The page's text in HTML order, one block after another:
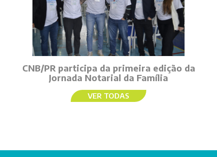
CNB/PR participa da primeira edição da
Jornada Notarial da Família
VER TODAS